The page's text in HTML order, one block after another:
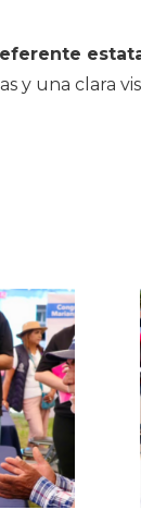
y una clara